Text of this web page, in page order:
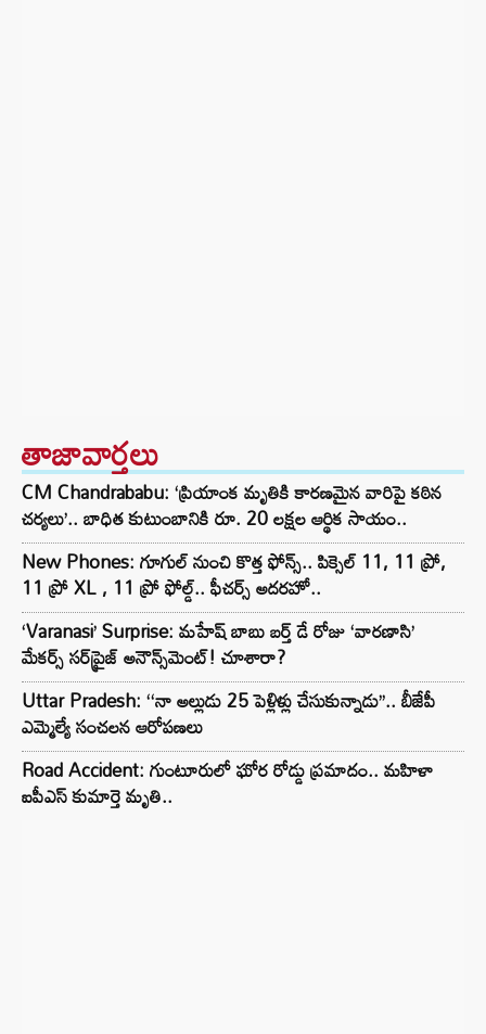
తాజావార్తలు
CM Chandrababu: ‘ప్రియాంక మృతికి కారణమైన వారిపై కఠిన
చర్యలు’.. బాధిత కుటుంబానికి రూ. 20 లక్షల ఆర్థిక సాయం..
New Phones: గూగుల్ నుంచి కొత్త ఫోన్స్.. పిక్సెల్ 11, 11 ప్రో,
11 ప్రో XL , 11 ప్రో ఫోల్డ్.. ఫీచర్స్ అదరహో..
‘Varanasi’ Surprise: మహేష్ బాబు బర్త్ డే రోజు ‘వారణాసి’
మేకర్స్ సర్‌ప్రైజ్ అనౌన్స్‌మెంట్! చూశారా?
Uttar Pradesh: ‘‘నా అల్లుడు 25 పెళ్లిళ్లు చేసుకున్నాడు’’.. బీజేపీ
ఎమ్మెల్యే సంచలన ఆరోపణలు
Road Accident: గుంటూరులో ఘోర రోడ్డు ప్రమాదం.. మహిళా
ఐపీఎస్ కుమార్తె మృతి..